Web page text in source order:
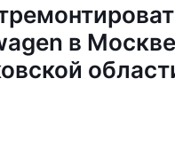
в